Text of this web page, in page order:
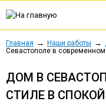
Главная Наши работы
Севастополе в
ДОМ В
СТИЛЕ В